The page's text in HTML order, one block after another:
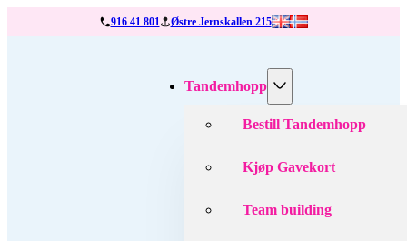
916 41 801 Østre Jernskallen 215
Tandemhopp
Bestill Tandemhopp
Kjøp Gavekort
Team building